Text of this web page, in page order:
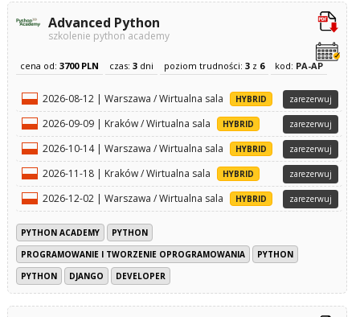
Advanced Python
szkolenie python academy
cena od: 3700 PLN czas: 3dni poziom trudności: 3z 6 kod: PA-AP
2026-08-12 | Warszawa / Wirtualna sala HYBRID zarezerwuj
2026-09-09 | Kraków / Wirtualna sala HYBRID zarezerwuj
2026-10-14 | Warszawa / Wirtualna sala HYBRID zarezerwuj
2026-11-18 | Kraków / Wirtualna sala HYBRID zarezerwuj
2026-12-02 | Warszawa / Wirtualna sala HYBRID zarezerwuj
PYTHON ACADEMY
PYTHON
PROGRAMOWANIE I TWORZENIE OPROGRAMOWANIA
PYTHON
PYTHON
DJANGO DEVELOPER